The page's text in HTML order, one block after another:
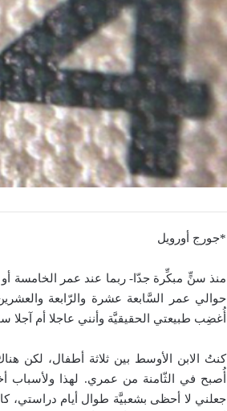
*جورج أورويل
منذ سنٍّ مبكِّرة جدّا- ربما عند عمر الخامسة
حوالي عمر السَّابعة عشرة والرّابعة
أُغضِب طبيعتي الحقيقيَّة وأنني عاجلا أم آجلا
كنتُ الابن الأوسط بين ثلاثة أطفال، لكن
أُصبح في الثّامنة من عمري. لهذا ولأسباب
جعلني لا أحظى بشعبيَّة طوال أيام دراستي،